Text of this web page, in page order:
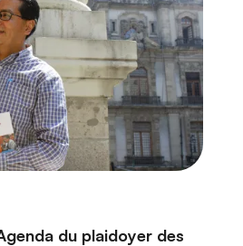
du plaidoyer des